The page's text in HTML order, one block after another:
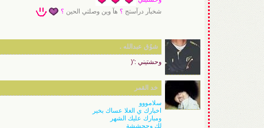
شخبآر درآستج ؟ هآ وين وصلتي الحين ؟
شوُق عبدالله .
وحشتيني :'(
خد القمر
سلامووو
اخبارك ي الغلا عساك بخير
ومبارك عليك الشهر
لك وححششة